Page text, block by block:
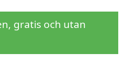
gratis och utan